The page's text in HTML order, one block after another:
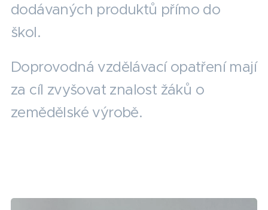
dodávaných produktů přímo do
škol.
Doprovodná vzdělávací opatření mají
za cíl zvyšovat znalost žáků o
zemědělské výrobě.